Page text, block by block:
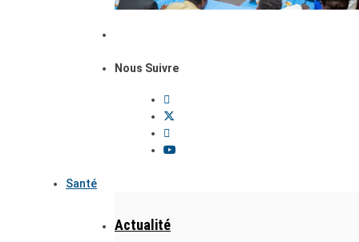
Nous Suivre
Santé
Actualité